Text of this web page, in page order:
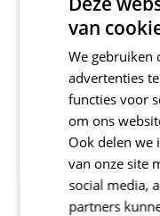
van
We gebruiken
advertenties
functies voor
om ons
Ook delen
van onze site
social media,
partners